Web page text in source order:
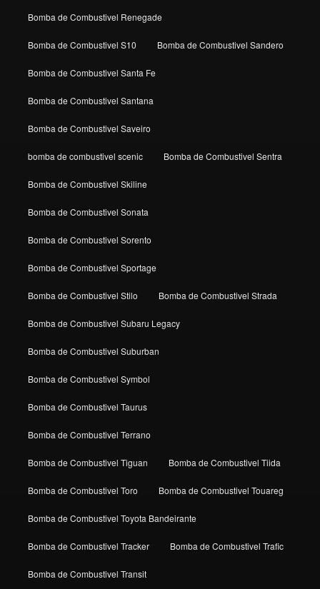
Bomba de Combustivel Renegade
Bomba de Combustivel S10 Bomba de Combustivel Sandero
Bomba de Combustivel Santa Fe
Bomba de Combustivel Santana
Bomba de Combustivel Saveiro
bomba de combustivel scenic Bomba de Combustivel Sentra
Bomba de Combustivel Skiline
Bomba de Combustivel Sonata
Bomba de Combustivel Sorento
Bomba de Combustivel Sportage
Bomba de Combustivel Stilo Bomba de Combustivel Strada
Bomba de Combustivel Subaru Legacy
Bomba de Combustivel Suburban
Bomba de Combustivel Symbol
Bomba de Combustivel Taurus
Bomba de Combustivel Terrano
Bomba de Combustivel Tiguan Bomba de Combustivel Tiida
Bomba de Combustivel Toro Bomba de Combustivel Touareg
Bomba de Combustivel Toyota Bandeirante
Bomba de Combustivel Tracker Bomba de Combustivel Trafic
Bomba de Combustivel Transit